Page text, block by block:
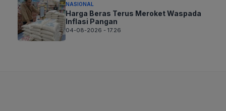
NASIONAL
Harga Beras Terus Meroket Waspada
Inflasi Pangan
04-08-2026 - 17.26